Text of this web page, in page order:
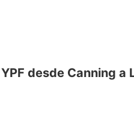
desde Canning